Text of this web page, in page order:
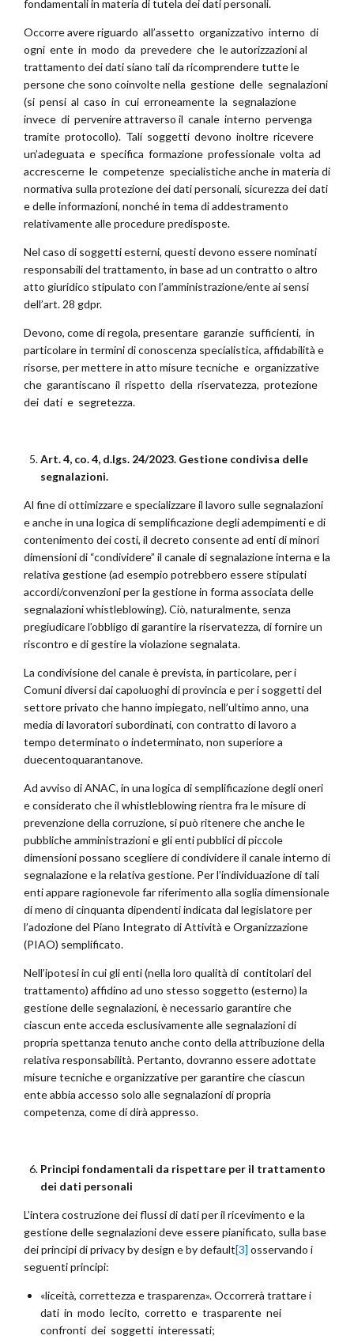
fondamentali in materia di tutela dei dati personali.
Occorre avere riguardo all’assetto organizzativo interno di
ogni ente in modo da prevedere che le autorizzazioni al
trattamento dei dati siano tali da ricomprendere tutte le
persone che sono coinvolte nella gestione delle segnalazioni
(si pensi al caso in cui erroneamente la segnalazione
invece di pervenire attraverso il canale interno pervenga
tramite protocollo). Tali soggetti devono inoltre ricevere
un’adeguata e specifica formazione professionale volta ad
accrescerne le competenze specialistiche anche in materia di
normativa sulla protezione dei dati personali, sicurezza dei dati
e delle informazioni, nonché in tema di addestramento
relativamente alle procedure predisposte.
Nel caso di soggetti esterni, questi devono essere nominati
responsabili del trattamento, in base ad un contratto o altro
atto giuridico stipulato con l’amministrazione/ente ai sensi
dell’art. 28 gdpr.
Devono, come di regola, presentare garanzie sufficienti, in
particolare in termini di conoscenza specialistica, affidabilità e
risorse, per mettere in atto misure tecniche e organizzative
che garantiscano il rispetto della riservatezza, protezione
dei dati e segretezza.
Art. 4, co. 4, d.lgs. 24/2023. Gestione condivisa delle
segnalazioni.
Al fine di ottimizzare e specializzare il lavoro sulle segnalazioni
e anche in una logica di semplificazione degli adempimenti e di
contenimento dei costi, il decreto consente ad enti di minori
dimensioni di “condividere” il canale di segnalazione interna e la
relativa gestione (ad esempio potrebbero essere stipulati
accordi/convenzioni per la gestione in forma associata delle
segnalazioni whistleblowing). Ciò, naturalmente, senza
pregiudicare l’obbligo di garantire la riservatezza, di fornire un
riscontro e di gestire la violazione segnalata.
La condivisione del canale è prevista, in particolare, per i
Comuni diversi dai capoluoghi di provincia e per i soggetti del
settore privato che hanno impiegato, nell’ultimo anno, una
media di lavoratori subordinati, con contratto di lavoro a
tempo determinato o indeterminato, non superiore a
duecentoquarantanove.
Ad avviso di ANAC, in una logica di semplificazione degli oneri
e considerato che il whistleblowing rientra fra le misure di
prevenzione della corruzione, si può ritenere che anche le
pubbliche amministrazioni e gli enti pubblici di piccole
dimensioni possano scegliere di condividere il canale interno di
segnalazione e la relativa gestione. Per l’individuazione di tali
enti appare ragionevole far riferimento alla soglia dimensionale
di meno di cinquanta dipendenti indicata dal legislatore per
l’adozione del Piano Integrato di Attività e Organizzazione
(PIAO) semplificato.
Nell’ipotesi in cui gli enti (nella loro qualità di contitolari del
trattamento) affidino ad uno stesso soggetto (esterno) la
gestione delle segnalazioni, è necessario garantire che
ciascun ente acceda esclusivamente alle segnalazioni di
propria spettanza tenuto anche conto della attribuzione della
relativa responsabilità. Pertanto, dovranno essere adottate
misure tecniche e organizzative per garantire che ciascun
ente abbia accesso solo alle segnalazioni di propria
competenza, come di dirà appresso.
Principi fondamentali da rispettare per il trattamento
dei dati personali
L’intera costruzione dei flussi di dati per il ricevimento e la
gestione delle segnalazioni deve essere pianificato, sulla base
dei principi di privacy by design e by default[3] osservando i
seguenti principi:
«liceità, correttezza e trasparenza». Occorrerà trattare i
dati in modo lecito, corretto e trasparente nei
confronti dei soggetti interessati;